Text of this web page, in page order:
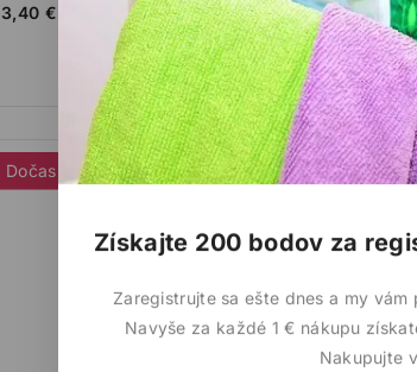
0
3,40 €
300ml
0
z
5
3,40€
Dočasne nedostupné
Získajte 200 bodov za
Zaregistrujte sa ešte dnes a my
Navyše za každé 1 € nákupu
Nakupujte